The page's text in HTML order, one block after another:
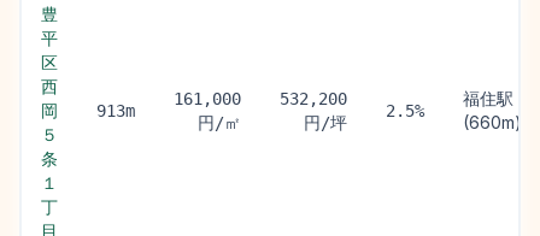
豊
平
区
西
岡
５
条
１
丁
目
913m
161,000
円/㎡
532,200
円/坪
2.5%
福住駅
(660m)